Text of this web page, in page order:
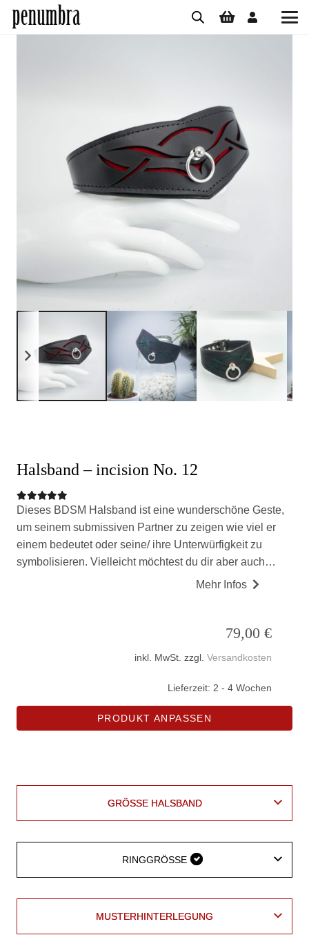
Halsband – incision No. 12
Bewertet mit 5.00von 5
Dieses BDSM Halsband ist eine wunderschöne Geste,
um seinem submissiven Partner zu zeigen wie viel er
einem bedeutet oder seine/ ihre Unterwürfigkeit zu
symbolisieren. Vielleicht möchtest du dir aber auch…
Mehr Infos
79,00 €
inkl. MwSt. zzgl. Versandkosten
Lieferzeit: 2 - 4 Wochen
PRODUKT ANPASSEN
GRÖSSE HALSBAND
GRÖSSE HALSBAND
RINGGRÖSSE
RINGGRÖSSE
MUSTERHINTERLEGUNG
MUSTERHINTERLEGUNG